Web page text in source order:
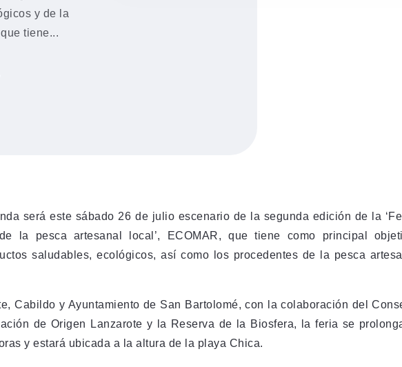
y de la
tiene...
será este sábado 26 de julio escenario de la segunda edición de la
la pesca artesanal local’, ECOMAR, que tiene como principal
saludables, ecológicos, así como los procedentes de la pesca
Cabildo y Ayuntamiento de San Bartolomé, con la colaboración del
de Origen Lanzarote y la Reserva de la Biosfera, la feria se
y estará ubicada a la altura de la playa Chica.